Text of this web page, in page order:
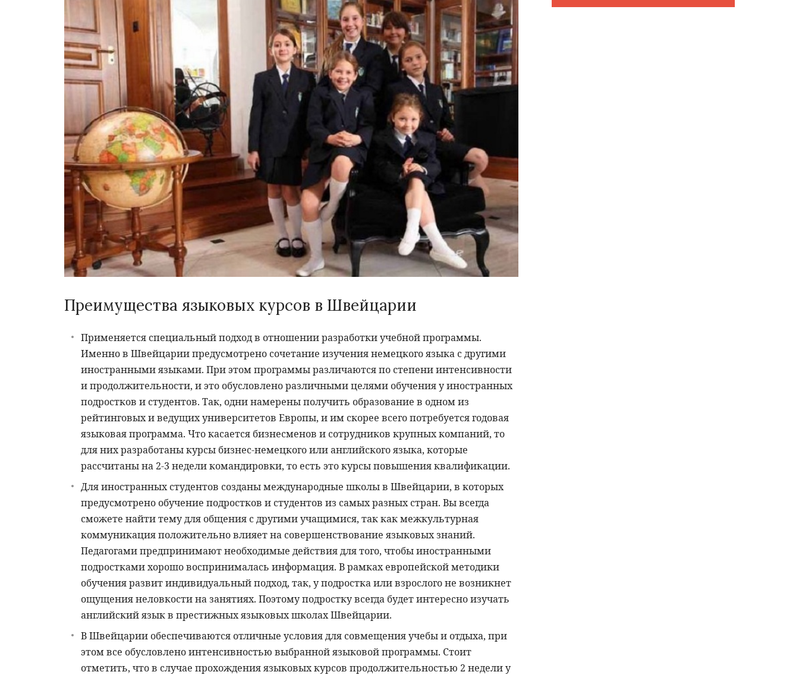
Преимущества языковых курсов в Швейцарии
Применяется специальный подход в отношении разработки учебной программы.
Именно в Швейцарии предусмотрено сочетание изучения немецкого языка с другими
иностранными языками. При этом программы различаются по степени интенсивности
и продолжительности, и это обусловлено различными целями обучения у иностранных
подростков и студентов. Так, одни намерены получить образование в одном из
рейтинговых и ведущих университетов Европы, и им скорее всего потребуется годовая
языковая программа. Что касается бизнесменов и сотрудников крупных компаний, то
для них разработаны курсы бизнес-немецкого или английского языка, которые
рассчитаны на 2-3 недели командировки, то есть это курсы повышения квалификации.
Для иностранных студентов созданы международные школы в Швейцарии, в которых
предусмотрено обучение подростков и студентов из самых разных стран. Вы всегда
сможете найти тему для общения с другими учащимися, так как межкультурная
коммуникация положительно влияет на совершенствование языковых знаний.
Педагогами предпринимают необходимые действия для того, чтобы иностранными
подростками хорошо воспринималась информация. В рамках европейской методики
обучения развит индивидуальный подход, так, у подростка или взрослого не возникнет
ощущения неловкости на занятиях. Поэтому подростку всегда будет интересно изучать
английский язык в престижных языковых школах Швейцарии.
В Швейцарии обеспечиваются отличные условия для совмещения учебы и отдыха, при
этом все обусловлено интенсивностью выбранной языковой программы. Стоит
отметить, что в случае прохождения языковых курсов продолжительностью 2 недели у